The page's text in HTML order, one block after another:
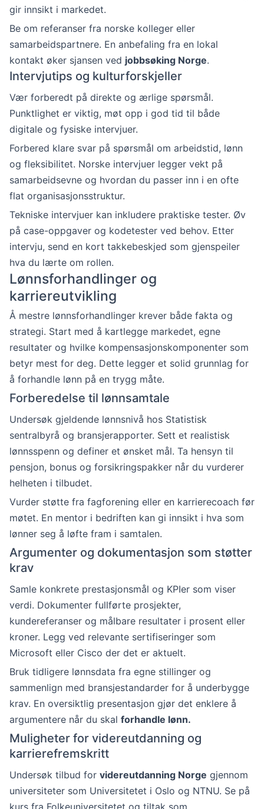
gir innsikt i markedet.
Be om referanser fra norske kolleger eller
samarbeidspartnere. En anbefaling fra en lokal
kontakt øker sjansen ved jobbsøking Norge.
Intervjutips og kulturforskjeller
Vær forberedt på direkte og ærlige spørsmål.
Punktlighet er viktig, møt opp i god tid til både
digitale og fysiske intervjuer.
Forbered klare svar på spørsmål om arbeidstid, lønn
og fleksibilitet. Norske intervjuer legger vekt på
samarbeidsevne og hvordan du passer inn i en ofte
flat organisasjonsstruktur.
Tekniske intervjuer kan inkludere praktiske tester. Øv
på case-oppgaver og kodetester ved behov. Etter
intervju, send en kort takkebeskjed som gjenspeiler
hva du lærte om rollen.
Lønnsforhandlinger og
karriereutvikling
Å mestre lønnsforhandlinger krever både fakta og
strategi. Start med å kartlegge markedet, egne
resultater og hvilke kompensasjonskomponenter som
betyr mest for deg. Dette legger et solid grunnlag for
å forhandle lønn på en trygg måte.
Forberedelse til lønnsamtale
Undersøk gjeldende lønnsnivå hos Statistisk
sentralbyrå og bransjerapporter. Sett et realistisk
lønnsspenn og definer et ønsket mål. Ta hensyn til
pensjon, bonus og forsikringspakker når du vurderer
helheten i tilbudet.
Vurder støtte fra fagforening eller en karrierecoach før
møtet. En mentor i bedriften kan gi innsikt i hva som
lønner seg å løfte fram i samtalen.
Argumenter og dokumentasjon som støtter
krav
Samle konkrete prestasjonsmål og KPIer som viser
verdi. Dokumenter fullførte prosjekter,
kundereferanser og målbare resultater i prosent eller
kroner. Legg ved relevante sertifiseringer som
Microsoft eller Cisco der det er aktuelt.
Bruk tidligere lønnsdata fra egne stillinger og
sammenlign med bransjestandarder for å underbygge
krav. En oversiktlig presentasjon gjør det enklere å
argumentere når du skal forhandle lønn.
Muligheter for videreutdanning og
karrierefremskritt
Undersøk tilbud for videreutdanning Norge gjennom
universiteter som Universitetet i Oslo og NTNU. Se på
kurs fra Folkeuniversitetet og tiltak som